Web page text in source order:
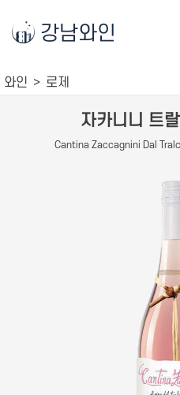
강남와인
와인 로제
자카니니 트
Cantina Zaccagnini Dal